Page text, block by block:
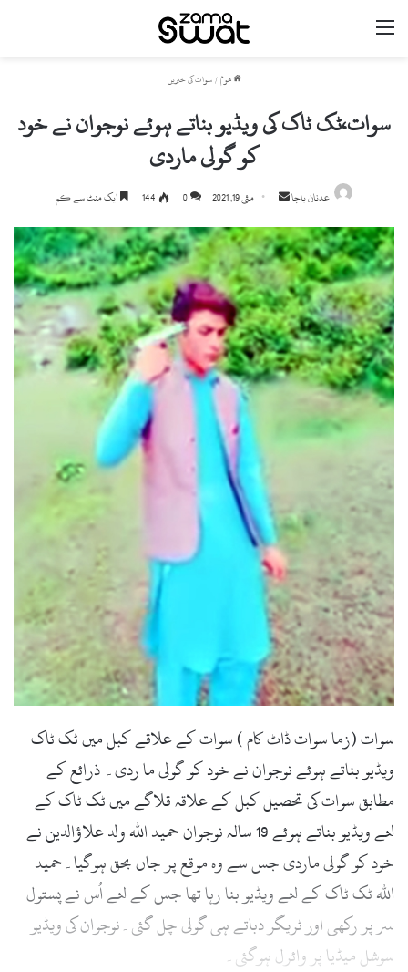
مینو
ھوم / سوات کی خبریں
سوات،ٹک ٹاک کی ویڈیو بناتے ہوئے نوجوان نے خود
کو گولی ماردی
عدنان باچا
Send
email
مئی 19, 2021 0
144 ایک منٹ سے کم
سوات (زما سوات ڈاٹ کام ) سوات کے علاقے کبل میں ٹک ٹاک
ویڈیو بناتے ہوئے نوجوان نے خود کو گولی ما ردی۔ ذرائع کے
مطابق سوات کی تحصیل کبل کے علاقہ قلاگے میں ٹک ٹاک کے
لئے ویڈیو بناتے ہوئے 19 سالہ نوجوان حمید اللہ ولد علاؤالدین نے
خود کو گولی ماردی جس سے وہ موقع پر جاں بحق ہوگیا۔حمید
اللہ ٹک ٹاک کے لئے ویڈیو بنا رہا تھا جس کے لئے اُس نے پستول
سر پر رکھی اور ٹریگر دباتے ہی گولی چل گئی۔نوجوان کی ویڈیو
سوشل میڈیا پر وائرل ہوگئی۔